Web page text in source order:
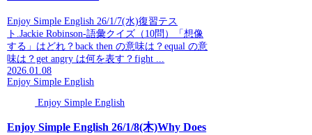
Enjoy Simple English 26/1/7(水)復習テス
ト.Jackie Robinson-語彙クイズ（10問）「想像
する」はどれ？back then の意味は？equal の意
味は？get angry は何を表す？fight ...
2026.01.08
Enjoy Simple English
Enjoy Simple English
Enjoy Simple English 26/1/8(木)Why Does